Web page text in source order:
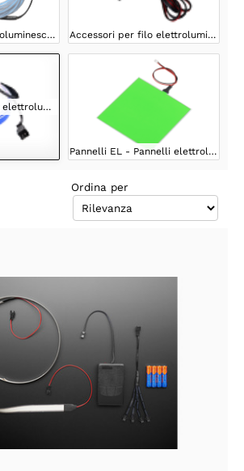
Filo EL - Filo elettroluminescente Accessori per filo elettroluminescente
Nastro EL - Nastro elettroluminescente
Pannelli EL - Pannelli elettroluminescenti
Ordina per